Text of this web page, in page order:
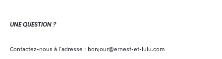
UNE QUESTION ?
Contactez-nous à l’adresse : bonjour@ernest-et-lulu.com